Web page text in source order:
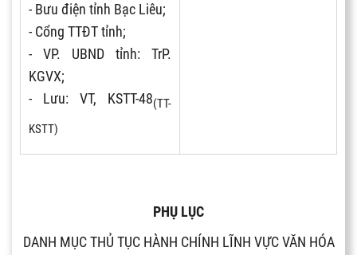
- Bưu điện tỉnh Bạc Liêu;
- Cổng TTĐT tỉnh;
- VP. UBND tỉnh: TrP.
KGVX;
- Lưu: VT, KSTT-48(TT-
KSTT)
PHỤ LỤC
DANH MỤC THỦ TỤC HÀNH CHÍNH LĨNH VỰC VĂN HÓA